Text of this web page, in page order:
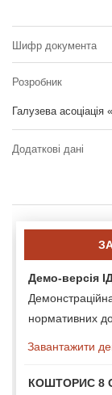
Шифр документа
Розробник
Галузева асоціація
Додаткові дані
Демо-версія
нормативних
Завантажити
КОШТОРИС 8